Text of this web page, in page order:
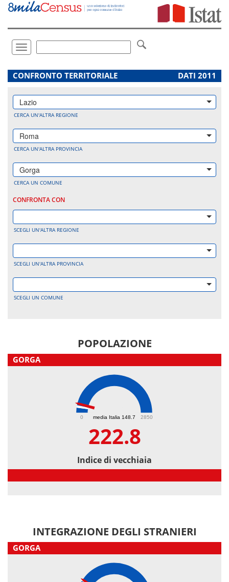
Vai
direttamente
Toggle
navigation
.
CONFRONTO TERRITORIALE DATI 2011
Lazio
CERCA UN'ALTRA REGIONE
Roma
CERCA UN'ALTRA PROVINCIA
Gorga
CERCA UN COMUNE
CONFRONTA CON
SCEGLI UN'ALTRA REGIONE
SCEGLI UN'ALTRA PROVINCIA
SCEGLI UN COMUNE
POPOLAZIONE
GORGA
media Italia 148.7
0 2850
222.8
Indice di vecchiaia
INTEGRAZIONE DEGLI STRANIERI
GORGA